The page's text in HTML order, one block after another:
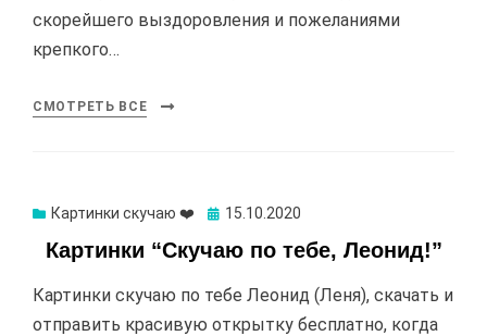
скорейшего выздоровления и пожеланиями
крепкого…
СМОТРЕТЬ ВСЕ
Картинки скучаю ❤️ Опубликовано
15.10.2020
Картинки “Скучаю по тебе, Леонид!”
Картинки скучаю по тебе Леонид (Леня), скачать и
отправить красивую открытку бесплатно, когда